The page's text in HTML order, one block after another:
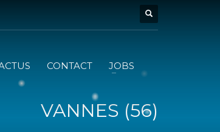
CONTACT JOBS
VANNES (56)